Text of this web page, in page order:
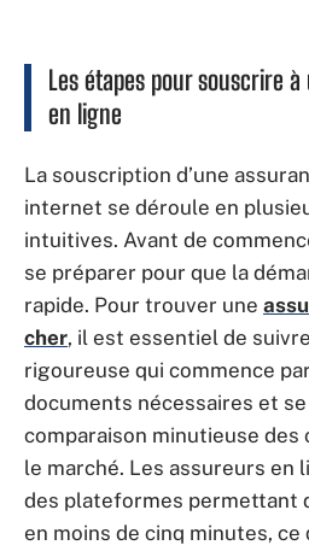
Les étapes pour souscrire
en ligne
La souscription d’une
internet se déroule en
intuitives. Avant de
se préparer pour que la
rapide. Pour trouver une
cher, il est essentiel de
rigoureuse qui commence
documents nécessaires et
comparaison minutieuse
le marché. Les assureurs en
des plateformes permettant
en moins de cinq minutes,